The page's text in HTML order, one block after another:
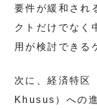
要件が緩和され
クトだけでなく
用が検討できる
次に、経済特
Khusus）への